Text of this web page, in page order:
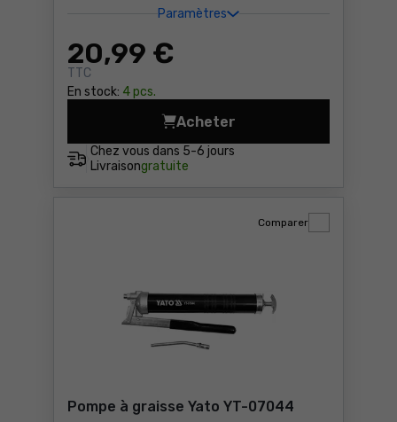
Paramètres
20,99 €
TTC
En stock: 4 pcs.
Chez vous dans 5-6 jours
Livraisongratuite
Acheter
Pompe de graissage
Pompe à graisse Yato YT-07044
Comparer